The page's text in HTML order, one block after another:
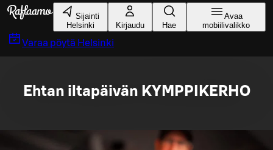
Siirry pääsisältöön
Sijainti
Helsinki
Kirjaudu Hae
Avaa
mobiilivalikko
Varaa pöytä Helsinki
Ehtan iltapäivän KYMPPIKERHO